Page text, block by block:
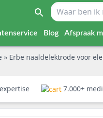
Blog Afspraak
» Erbe naaldelektrode voor
7.000+